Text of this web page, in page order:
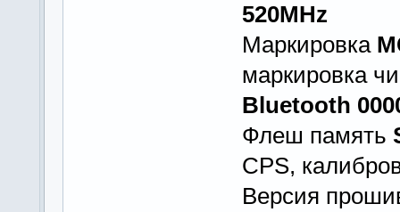
520MHz
Маркировка
маркировка
Bluetooth
Флеш память
CPS,
Версия